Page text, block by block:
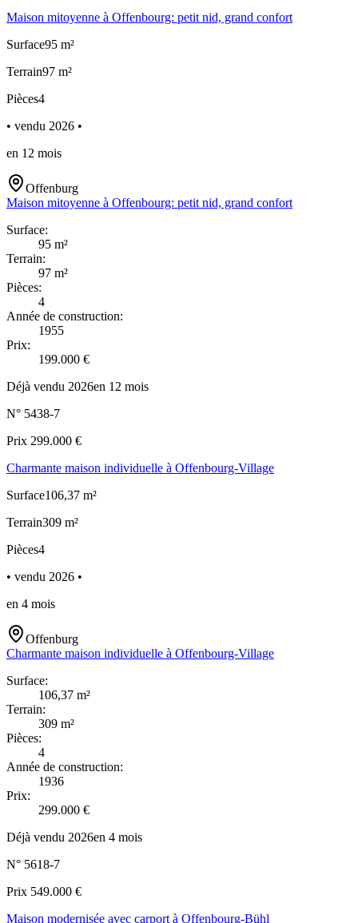
Maison mitoyenne à Offenbourg: petit nid, grand confort
Surface95 m²
Terrain97 m²
Pièces4
• vendu 2026 •
en 12 mois
Offenburg
Maison mitoyenne à Offenbourg: petit nid, grand confort
Surface:
95 m²
Terrain:
97 m²
Pièces:
4
Année de construction:
1955
Prix:
199.000 €
Déjà vendu 2026en 12 mois
N° 5438-7
Prix 299.000 €
Charmante maison individuelle à Offenbourg-Village
Surface106,37 m²
Terrain309 m²
Pièces4
• vendu 2026 •
en 4 mois
Offenburg
Charmante maison individuelle à Offenbourg-Village
Surface:
106,37 m²
Terrain:
309 m²
Pièces:
4
Année de construction:
1936
Prix:
299.000 €
Déjà vendu 2026en 4 mois
N° 5618-7
Prix 549.000 €
Maison modernisée avec carport à Offenbourg-Bühl